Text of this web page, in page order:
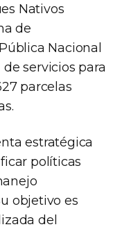
Nativos
de
Nacional
servicios para
parcelas
estratégica
políticas
objetivo es
del